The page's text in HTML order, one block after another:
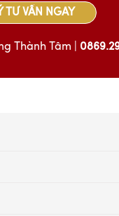
TƯ VẤN NGAY
Thành Tâm |